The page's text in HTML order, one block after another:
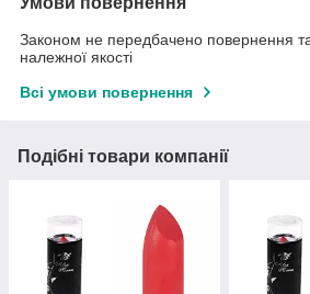
Законом не передбачено повернення
належної якості
Всі умови повернення
Подібні товари компанії